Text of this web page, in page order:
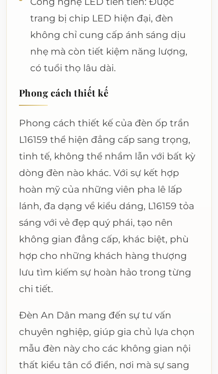
trang bị chip LED hiện đại, đèn
không chỉ cung cấp ánh sáng dịu
nhẹ mà còn tiết kiệm năng lượng,
có tuổi thọ lâu dài.
Phong cách thiết kế
Phong cách thiết kế của đèn ốp trần
L16159 thể hiện đẳng cấp sang trọng,
tinh tế, không thể nhầm lẫn với bất kỳ
dòng đèn nào khác. Với sự kết hợp
hoàn mỹ của những viên pha lê lấp
lánh, đa dạng về kiểu dáng, L16159 tỏa
sáng với vẻ đẹp quý phái, tạo nên
không gian đẳng cấp, khác biệt, phù
hợp cho những khách hàng thượng
lưu tìm kiếm sự hoàn hảo trong từng
chi tiết.
Đèn An Dân mang đến sự tư vấn
chuyên nghiệp, giúp gia chủ lựa chọn
mẫu đèn này cho các không gian nội
thất kiểu tân cổ điển, nơi mà sự sang